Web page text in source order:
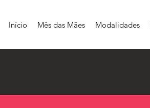
Início Mês das Mães Modalidades